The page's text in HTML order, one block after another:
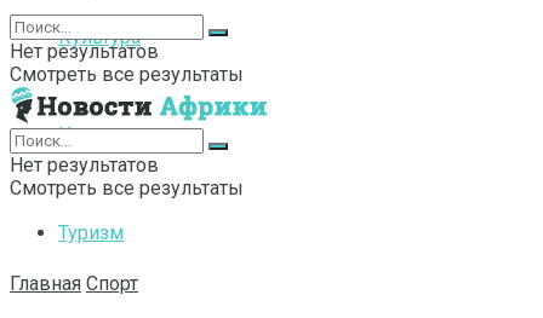
Культура
Интернет
Туризм
Нет результатов
Смотреть все результаты
Нет результатов
Смотреть все результаты
Главная Спорт